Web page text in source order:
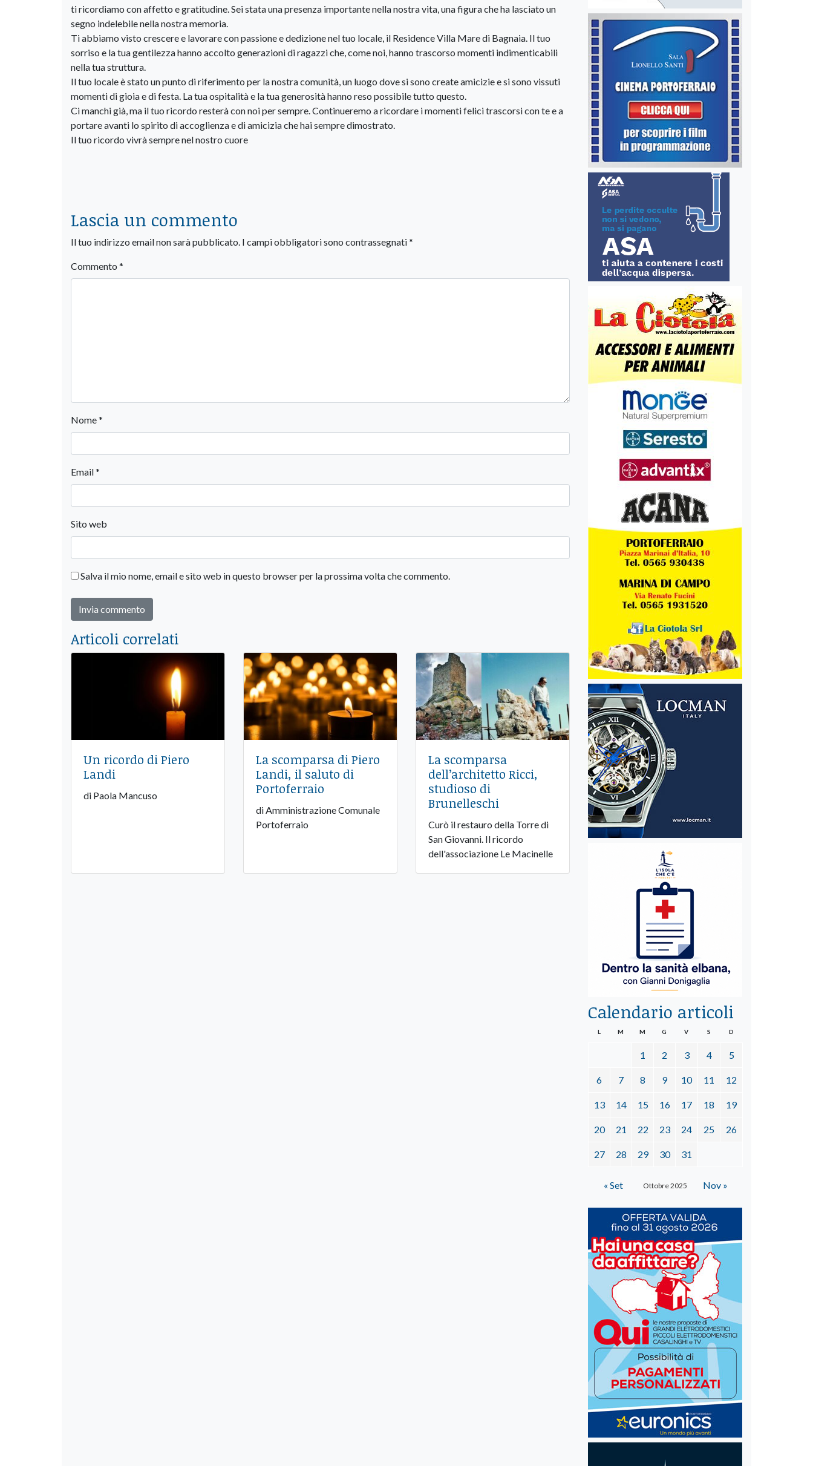
ti ricordiamo con affetto e gratitudine. Sei stata una presenza importante nella nostra vita, una figura che ha lasciato un
segno indelebile nella nostra memoria.
Ti abbiamo visto crescere e lavorare con passione e dedizione nel tuo locale, il Residence Villa Mare di Bagnaia. Il tuo
sorriso e la tua gentilezza hanno accolto generazioni di ragazzi che, come noi, hanno trascorso momenti indimenticabili
nella tua struttura.
Il tuo locale è stato un punto di riferimento per la nostra comunità, un luogo dove si sono create amicizie e si sono vissuti
momenti di gioia e di festa. La tua ospitalità e la tua generosità hanno reso possibile tutto questo.
Ci manchi già, ma il tuo ricordo resterà con noi per sempre. Continueremo a ricordare i momenti felici trascorsi con te e a
portare avanti lo spirito di accoglienza e di amicizia che hai sempre dimostrato.
Il tuo ricordo vivrà sempre nel nostro cuore
Lascia un commento
Il tuo indirizzo email non sarà pubblicato. I campi obbligatori sono contrassegnati*
Commento *
Nome*
Email*
Sito web
Salva il mio nome, email e sito web in questo browser per la prossima volta che commento.
Articoli correlati
Un ricordo di Piero
Landi
di Paola Mancuso
La scomparsa di Piero
Landi, il saluto di
Portoferraio
di Amministrazione Comunale
Portoferraio
La scomparsa
dell’architetto Ricci,
studioso di
Brunelleschi
Curò il restauro della Torre di
San Giovanni. Il ricordo
dell'associazione Le Macinelle
Calendario articoli
Ottobre 2025
L M M G V S D
1 2 3 4 5
6 7 8 9 10 11 12
13 14 15 16 17 18 19
20 21 22 23 24 25 26
27 28 29 30 31
« Set Nov »